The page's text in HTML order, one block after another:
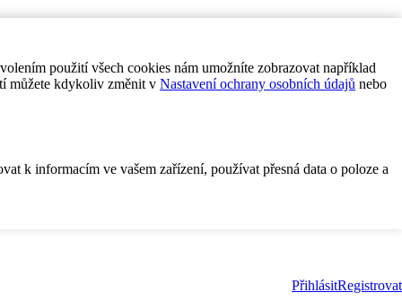
použití všech cookies nám umožníte zobrazovat například
můžete kdykoliv změnit v Nastavení ochrany osobních údajů nebo
k informacím ve vašem zařízení, používat přesná data o poloze a
PřihlásitRegistrovat